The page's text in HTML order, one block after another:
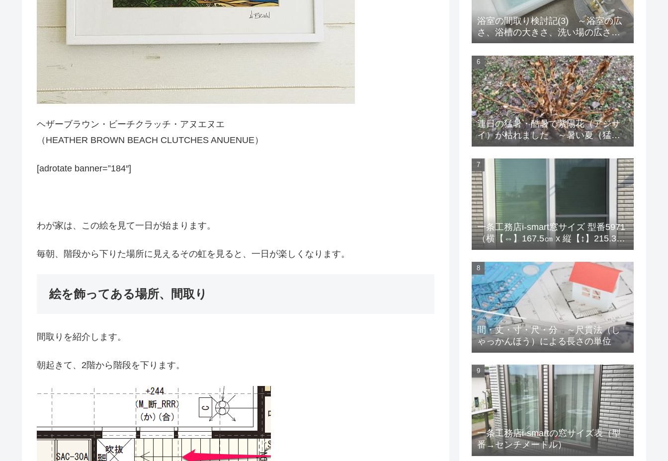
ヘザーブラウン・ビーチクラッチ・アヌエヌエ
（HEATHER BROWN BEACH CLUTCHES ANUENUE）
[adrotate banner=”184″]
わが家は、この絵を見て一日が始まります。
毎朝、階段から下りた場所に見えるその虹を見ると、一日が楽しくなります。
絵を飾ってある場所、間取り
間取りを紹介します。
朝起きて、2階から階段を下ります。
浴室の間取り検討記(3) ～浴室の広
さ、浴槽の大きさ、洗い場の広さ、
そして床暖房！
連日の猛暑・酷暑で紫陽花（アジサ
イ）が枯れました ～暑い夏（猛
暑・酷暑）の対策
一条工務店i-smart窓サイズ 型番5971
（横【⇔】167.5㎝ x 縦【↕】215.3
㎝）
間・丈・寸・尺・分 ～尺貫法（し
ゃっかんほう）による長さの単位
一条工務店i-smartの窓サイズ表（型
番→センチメートル）